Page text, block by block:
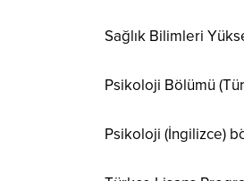
Sağlık Bilimleri
Psikoloji Bölümü
Psikoloji (İngilizce)